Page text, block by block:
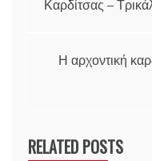
άρθρων
Καρδίτσας –
Η αρχοντική
RELATED POSTS